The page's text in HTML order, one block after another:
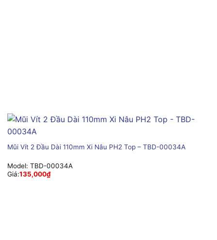
Mũi Vít 2 Đầu Dài 110mm Xi Nâu PH2 Top – TBD-00034A
Model: TBD-00034A
Giá:135,000₫